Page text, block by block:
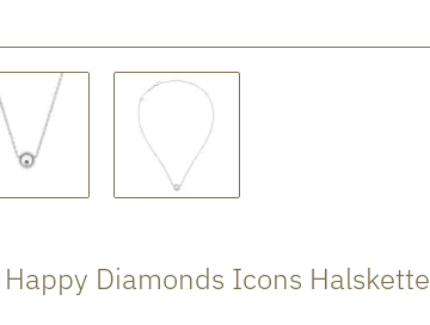
Diamonds Icons Halskette